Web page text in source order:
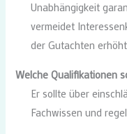
Unabhängigkeit
vermeidet
der Gutachten
Welche Qualifikationen
Er sollte über
Fachwissen und